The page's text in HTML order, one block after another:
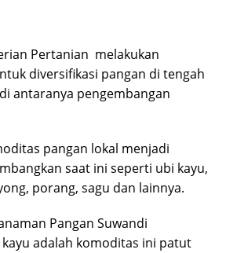
Pertanian melakukan
diversifikasi pangan di tengah
antaranya pengembangan
pangan lokal menjadi
saat ini seperti ubi kayu,
porang, sagu dan lainnya.
Pangan Suwandi
adalah komoditas ini patut